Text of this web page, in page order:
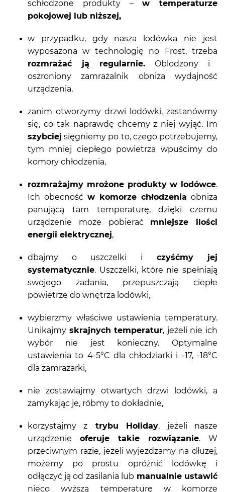
schłodzone produkty –w temperaturze
pokojowej lub niższej,
w przypadku, gdy nasza lodówka nie jest
wyposażona w technologię no Frost, trzeba
rozmrażać ją regularnie. Oblodzony i
oszroniony zamrażalnik obniża wydajność
urządzenia,
zanim otworzymy drzwi lodówki, zastanówmy
się, co tak naprawdę chcemy z niej wyjąć. Im
szybciej sięgniemy po to, czego potrzebujemy,
tym mniej ciepłego powietrza wpuścimy do
komory chłodzenia,
rozmrażajmy mrożone produkty w lodówce.
Ich obecność w komorze chłodzenia obniża
panującą tam temperaturę, dzięki czemu
urządzenie może pobierać mniejsze ilości
energii elektrycznej,
dbajmy o uszczelki i czyśćmy jej
systematycznie. Uszczelki, które nie spełniają
swojego zadania, przepuszczają ciepłe
powietrze do wnętrza lodówki,
wybierzmy właściwe ustawienia temperatury.
Unikajmy skrajnych temperatur, jeżeli nie ich
wybór nie jest konieczny. Optymalne
ustawienia to 4-5°C dla chłodziarki i -17, -18°C
dla zamrażarki,
nie zostawiajmy otwartych drzwi lodówki, a
zamykając je, róbmy to dokładnie,
korzystajmy z trybu Holiday, jeżeli nasze
urządzenie oferuje takie rozwiązanie. W
przeciwnym razie, jeżeli wyjeżdżamy na dłużej,
możemy po prostu opróżnić lodówkę i
odłączyć ją od zasilania lub manualnie ustawić
nieco wyższą temperaturę w komorze